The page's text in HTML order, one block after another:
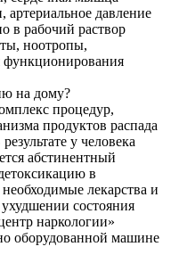
артериальное давление
в рабочий раствор
ноотропы,
функционирования
на дому?
процедур,
продуктов распада
у человека
абстинентный
в
лекарства и
состояния
наркологии»
оборудованной машине